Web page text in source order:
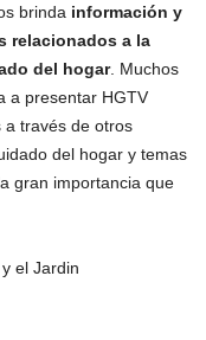
brinda información y
relacionados a la
del hogar. Muchos
a presentar HGTV
a través de otros
del hogar y temas
gran importancia que